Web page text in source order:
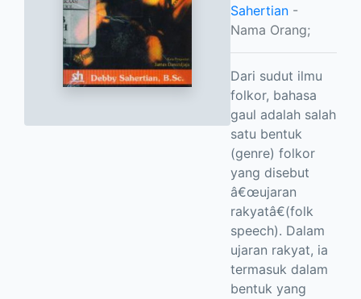
Sahertian -
Nama Orang;
Dari sudut ilmu
folkor, bahasa
gaul adalah salah
satu bentuk
(genre) folkor
yang disebut
â€œujaran
rakyatâ€(folk
speech). Dalam
ujaran rakyat, ia
termasuk dalam
bentuk yang